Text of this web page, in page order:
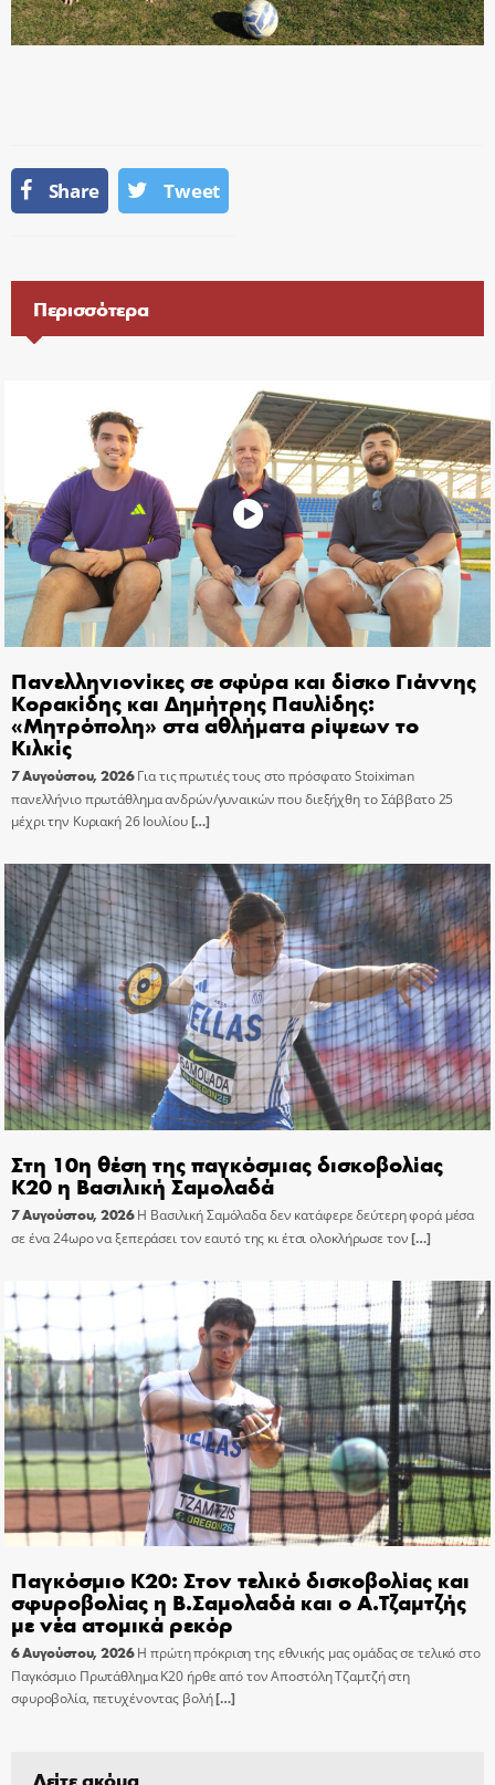
Share Tweet
Περισσότερα
Πανελληνιονίκες σε σφύρα και δίσκο Γιάννης
Κορακίδης και Δημήτρης Παυλίδης:
«Μητρόπολη» στα αθλήματα ρίψεων το
Κιλκίς
7 Αυγούστου, 2026 Για τις πρωτιές τους στο πρόσφατο Stoiximan
πανελλήνιο πρωτάθλημα ανδρών/γυναικών που διεξήχθη το Σάββατο 25
μέχρι την Κυριακή 26 Ιουλίου[…]
Στη 10η θέση της παγκόσμιας δισκοβολίας
Κ20 η Βασιλική Σαμολαδά
7 Αυγούστου, 2026 Η Βασιλική Σαμόλαδα δεν κατάφερε δεύτερη φορά μέσα
σε ένα 24ωρο να ξεπεράσει τον εαυτό της κι έτσι ολοκλήρωσε τον[…]
Παγκόσμιο Κ20: Στον τελικό δισκοβολίας και
σφυροβολίας η Β.Σαμολαδά και ο Α.Τζαμτζής
με νέα ατομικά ρεκόρ
6 Αυγούστου, 2026 Η πρώτη πρόκριση της εθνικής μας ομάδας σε τελικό στο
Παγκόσμιο Πρωτάθλημα Κ20 ήρθε από τον Αποστόλη Τζαμτζή στη
σφυροβολία, πετυχένοντας βολή[…]